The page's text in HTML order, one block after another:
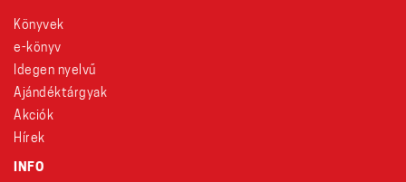
Könyvek
e-könyv
Idegen nyelvű
Ajándéktárgyak
Akciók
Hírek
INFO